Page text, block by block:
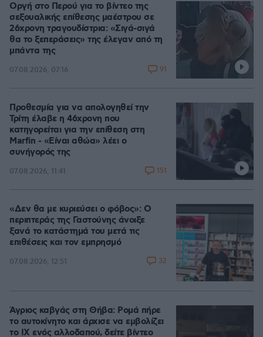
Οργή στο Περού για το βίντεο της
σεξουαλικής επίθεσης μαέστρου σε
26χρονη τραγουδίστρια: «Σιγά-σιγά
θα το ξεπεράσεις» της έλεγαν από τη
μπάντα της
07.08.2026, 07:16 91
Προθεσμία για να απολογηθεί την
Τρίτη έλαβε η 46χρονη που
κατηγορείται για την επίθεση στη
Marfin - «Είναι αθώα» λέει ο
συνήγορός της
07.08.2026, 11:41 151
«Δεν θα με κυριεύσει ο φόβος»: Ο
περιπτεράς της Γαστούνης άνοιξε
ξανά το κατάστημά του μετά τις
επιθέσεις και τον εμπρησμό
07.08.2026, 12:51 32
Άγριος καβγάς στη Θήβα: Ρομά πήρε
το αυτοκίνητο και άρχισε να εμβολίζει
το ΙΧ ενός αλλοδαπού, δείτε βίντεο